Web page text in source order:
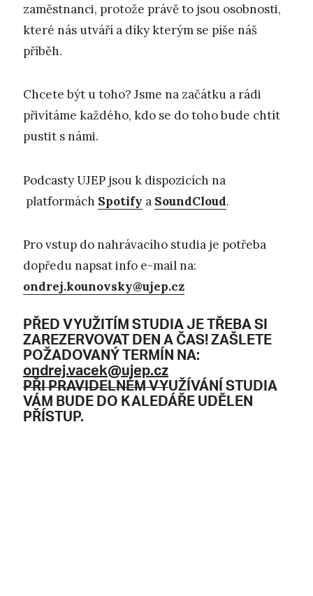
zaměstnanci, protože právě to jsou osobnosti,
které nás utváří a díky kterým se píše náš
příběh.
Chcete být u toho? Jsme na začátku a rádi
přivítáme každého, kdo se do toho bude chtít
pustit s námi.
Podcasty UJEP jsou k dispozicích na
platformách Spotify a SoundCloud.
Pro vstup do nahrávacího studia je potřeba
dopředu napsat info e-mail na:
ondrej.kounovsky@ujep.cz
PŘED VYUŽITÍM STUDIA JE TŘEBA SI
ZAREZERVOVAT DEN A ČAS! ZAŠLETE
POŽADOVANÝ TERMÍN NA:
ondrej.vacek@ujep.cz
PŘI PRAVIDELNÉM VYUŽÍVÁNÍ STUDIA
VÁM BUDE DO KALEDÁŘE UDĚLEN
PŘÍSTUP.